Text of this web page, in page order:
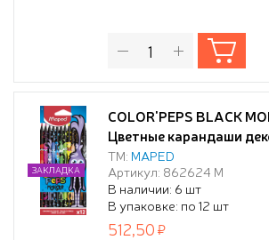
COLOR'PEPS BLACK
Цветные карандаши
пластиковые, 24 цвета,
коробке с подвесом
ТМ: MAPED
Артикул: 862624 М
В наличии: 6 шт
В упаковке: по 12 шт
ЗАКЛАДКА
512,50